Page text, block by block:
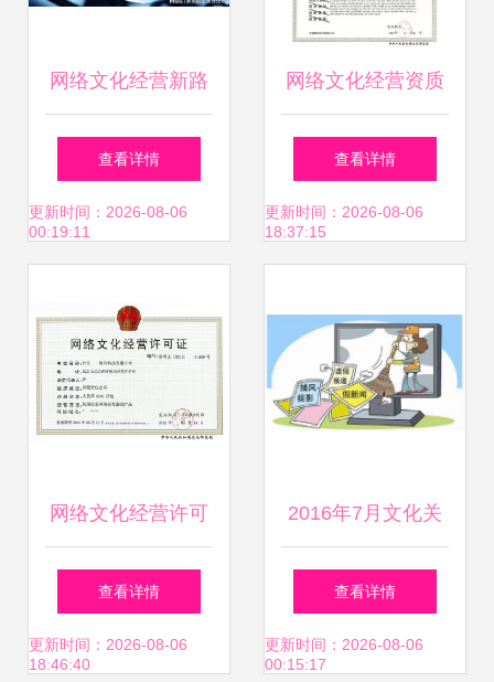
网络文化经营新路
径 湖南助企文化传
媒解析企业为何必
查看详情
更新时间：2026-08-06
00:19:11
网络文化经营资质
互联网行业准入与
合规指南
查看详情
更新时间：2026-08-06
18:37:15
网络文化经营许可
证申请办理全流程
详解
查看详情
更新时间：2026-08-06
18:46:40
2016年7月文化关
键字盘点 网络文化
经营的规范化进程
查看详情
更新时间：2026-08-06
00:15:17